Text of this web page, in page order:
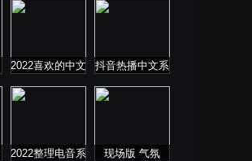
2022喜欢的中文
抖音热播中文系
2022整理电音系
现场版 气氛